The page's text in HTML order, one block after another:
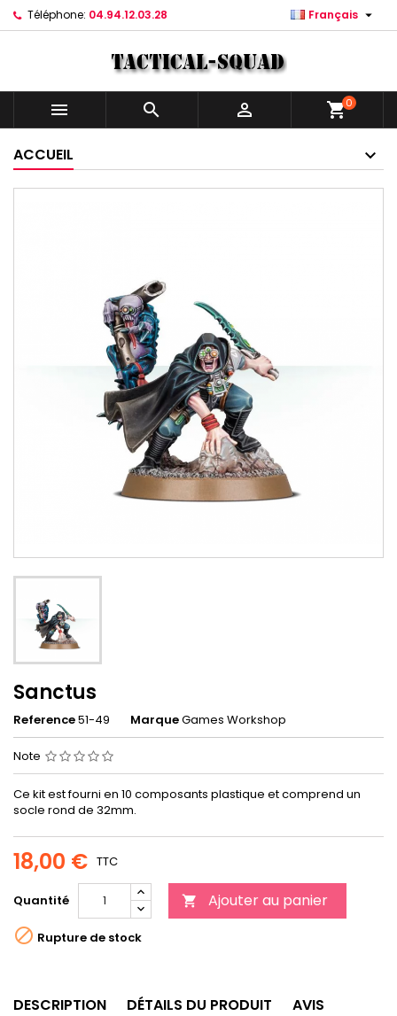
Téléphone: 04.94.12.03.28 Français 
   shopping_cart0
ACCUEIL
Sanctus
Reference51-49 MarqueGames Workshop
Note
Ce kit est fourni en 10 composants plastique et comprend un
socle rond de 32mm.
18,00 € TTC
Quantité  Ajouter au panier
 Rupture de stock
DESCRIPTION DÉTAILS DU PRODUIT AVIS